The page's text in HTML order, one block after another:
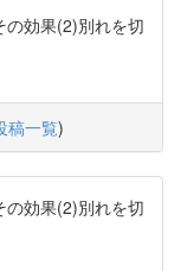
の効果(2)別れを切
稿一覧)
の効果(2)別れを切